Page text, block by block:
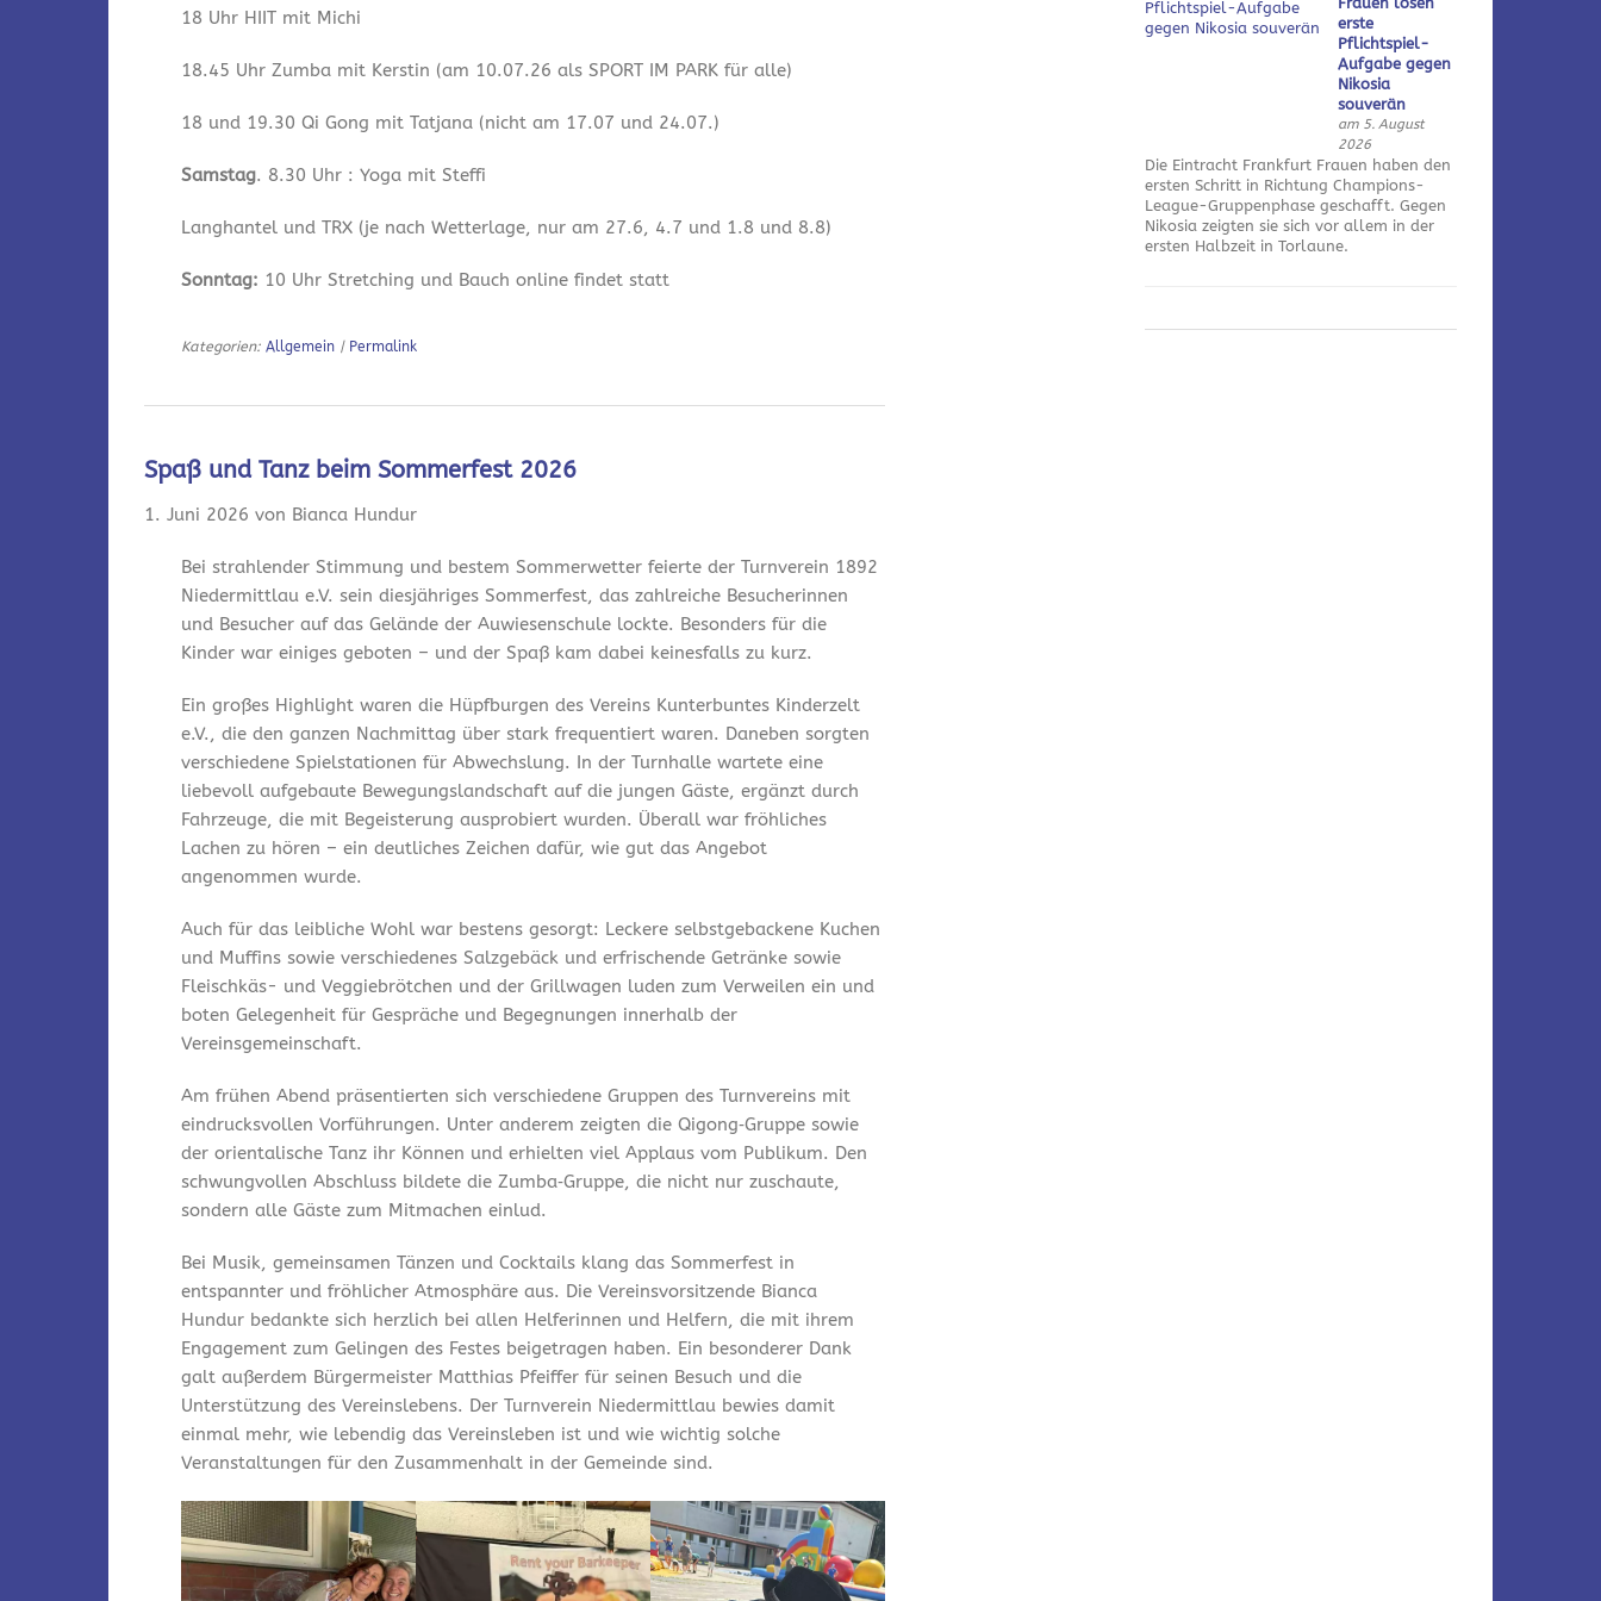
18 Uhr HIIT mit Michi
18.45 Uhr Zumba mit Kerstin (am 10.07.26 als SPORT IM PARK für alle)
18 und 19.30 Qi Gong mit Tatjana (nicht am 17.07 und 24.07.)
Samstag. 8.30 Uhr : Yoga mit Steffi
Langhantel und TRX (je nach Wetterlage, nur am 27.6, 4.7 und 1.8 und 8.8)
Sonntag: 10 Uhr Stretching und Bauch online findet statt
Kategorien:Allgemein | Permalink
Spaß und Tanz beim Sommerfest 2026
1. Juni 2026 von Bianca Hundur
Bei strahlender Stimmung und bestem Sommerwetter feierte der Turnverein 1892
Niedermittlau e.V. sein diesjähriges Sommerfest, das zahlreiche Besucherinnen
und Besucher auf das Gelände der Auwiesenschule lockte. Besonders für die
Kinder war einiges geboten – und der Spaß kam dabei keinesfalls zu kurz.
Ein großes Highlight waren die Hüpfburgen des Vereins Kunterbuntes Kinderzelt
e.V., die den ganzen Nachmittag über stark frequentiert waren. Daneben sorgten
verschiedene Spielstationen für Abwechslung. In der Turnhalle wartete eine
liebevoll aufgebaute Bewegungslandschaft auf die jungen Gäste, ergänzt durch
Fahrzeuge, die mit Begeisterung ausprobiert wurden. Überall war fröhliches
Lachen zu hören – ein deutliches Zeichen dafür, wie gut das Angebot
angenommen wurde.
Auch für das leibliche Wohl war bestens gesorgt: Leckere selbstgebackene Kuchen
und Muffins sowie verschiedenes Salzgebäck und erfrischende Getränke sowie
Fleischkäs- und Veggiebrötchen und der Grillwagen luden zum Verweilen ein und
boten Gelegenheit für Gespräche und Begegnungen innerhalb der
Vereinsgemeinschaft.
Am frühen Abend präsentierten sich verschiedene Gruppen des Turnvereins mit
eindrucksvollen Vorführungen. Unter anderem zeigten die Qigong‑Gruppe sowie
der orientalische Tanz ihr Können und erhielten viel Applaus vom Publikum. Den
schwungvollen Abschluss bildete die Zumba‑Gruppe, die nicht nur zuschaute,
sondern alle Gäste zum Mitmachen einlud.
Bei Musik, gemeinsamen Tänzen und Cocktails klang das Sommerfest in
entspannter und fröhlicher Atmosphäre aus. Die Vereinsvorsitzende Bianca
Hundur bedankte sich herzlich bei allen Helferinnen und Helfern, die mit ihrem
Engagement zum Gelingen des Festes beigetragen haben. Ein besonderer Dank
galt außerdem Bürgermeister Matthias Pfeiffer für seinen Besuch und die
Unterstützung des Vereinslebens. Der Turnverein Niedermittlau bewies damit
einmal mehr, wie lebendig das Vereinsleben ist und wie wichtig solche
Veranstaltungen für den Zusammenhalt in der Gemeinde sind.
erste
Pflichtspiel-
Aufgabe gegen
Nikosia
souverän
am 5. August
2026
Die Eintracht Frankfurt Frauen haben den
ersten Schritt in Richtung Champions-
League-Gruppenphase geschafft. Gegen
Nikosia zeigten sie sich vor allem in der
ersten Halbzeit in Torlaune.